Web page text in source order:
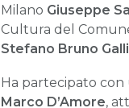
Milano Giuseppe
Cultura del
Stefano Bruno Galli
Ha partecipato
Marco D’Amore,